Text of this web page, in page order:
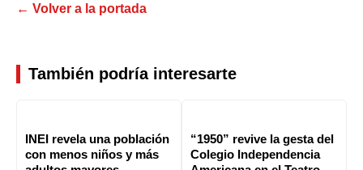
← Volver a la portada
También podría interesarte
INEI revela una población
con menos niños y más
“1950” revive la gesta del
Colegio Independencia